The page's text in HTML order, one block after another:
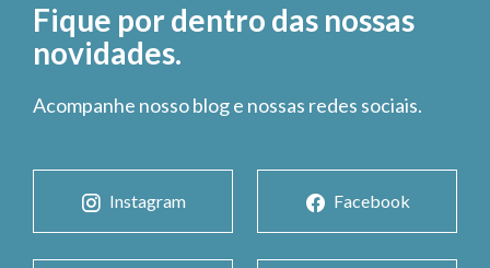
Fique por dentro das nossas
novidades.
Acompanhe nosso blog e nossas redes sociais.
Instagram Facebook